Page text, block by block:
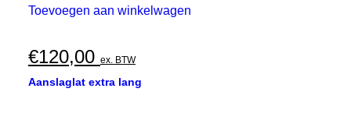
Toevoegen aan winkelwagen
€120,00 ex. BTW
Aanslaglat extra lang